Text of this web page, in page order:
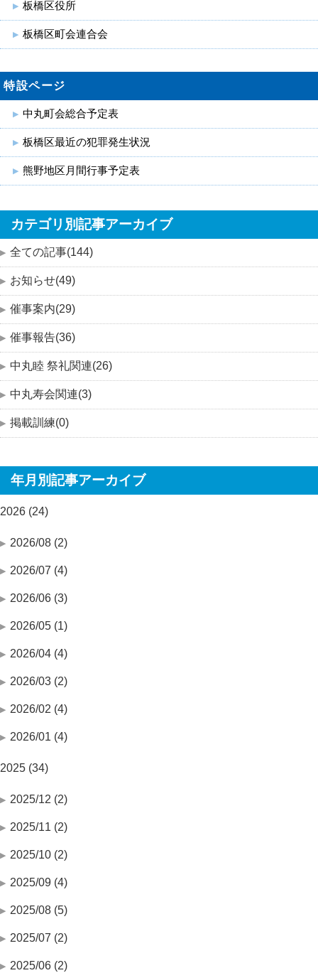
板橋区役所
板橋区町会連合会
特設ページ
中丸町会総合予定表
板橋区最近の犯罪発生状況
熊野地区月間行事予定表
カテゴリ別記事アーカイブ
全ての記事(144)
お知らせ(49)
催事案内(29)
催事報告(36)
中丸睦 祭礼関連(26)
中丸寿会関連(3)
掲載訓練(0)
年月別記事アーカイブ
2026 (24)
2026/08 (2)
2026/07 (4)
2026/06 (3)
2026/05 (1)
2026/04 (4)
2026/03 (2)
2026/02 (4)
2026/01 (4)
2025 (34)
2025/12 (2)
2025/11 (2)
2025/10 (2)
2025/09 (4)
2025/08 (5)
2025/07 (2)
2025/06 (2)